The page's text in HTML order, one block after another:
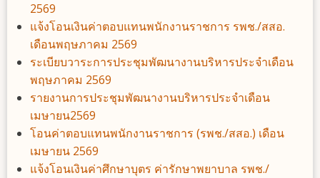
2569
แจ้งโอนเงินค่าตอบแทนพนักงานราชการ รพช./สสอ.
เดือนพฤษภาคม 2569
ระเบียบวาระการประชุมพัฒนางานบริหารประจำเดือน
พฤษภาคม 2569
รายงานการประชุมพัฒนางานบริหารประจำเดือน
เมษายน2569
โอนค่าตอบแทนพนักงานราชการ (รพช./สสอ.) เดือน
เมษายน 2569
แจ้งโอนเงินค่าศึกษาบุตร ค่ารักษาพยาบาล รพช./